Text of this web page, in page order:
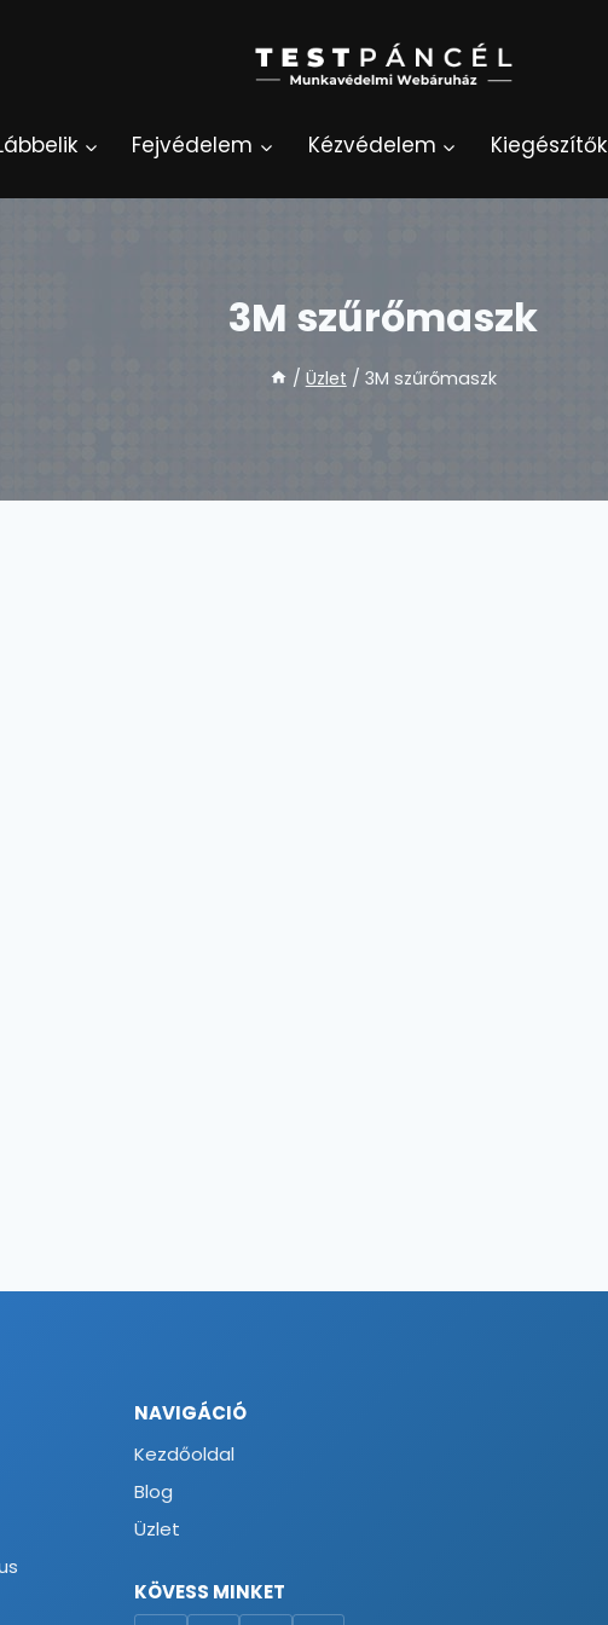
Fejvédelem Kézvédelem Kiegészítők
3M szűrőmaszk
/ Üzlet / 3M szűrőmaszk
NAVIGÁCIÓ
Kezdőoldal
Blog
Üzlet
KÖVESS MINKET